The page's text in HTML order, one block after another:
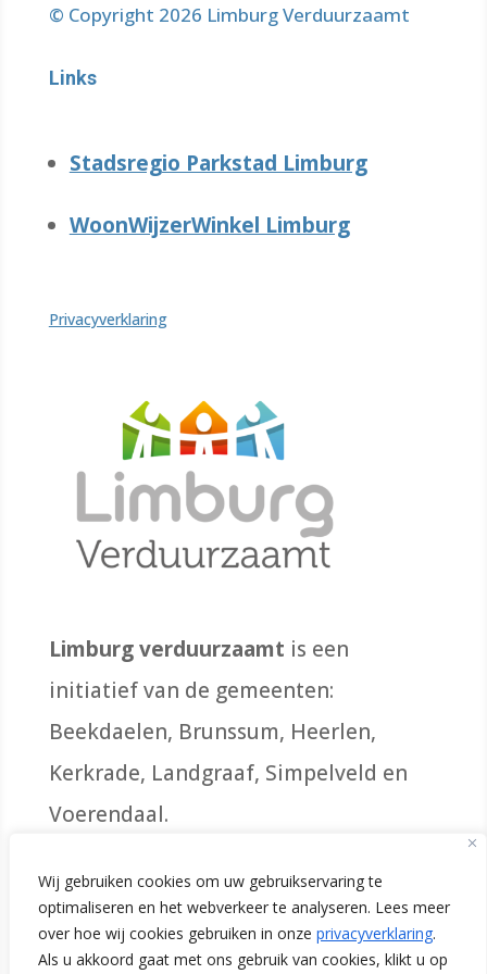
Wij gebruiken cookies om uw gebruikservaring te
optimaliseren en het webverkeer te analyseren. Lees meer
over hoe wij cookies gebruiken in onze privacyverklaring.
Als u akkoord gaat met ons gebruik van cookies, klikt u op
© Copyright 2026 Limburg Verduurzaamt
Links
Stadsregio Parkstad Limburg
WoonWijzerWinkel Limburg
Privacyverklaring
Limburg verduurzaamt is een
initiatief van de gemeenten:
Beekdaelen, Brunssum, Heerlen,
Kerkrade, Landgraaf, Simpelveld en
Voerendaal.
Initiatiefnemers